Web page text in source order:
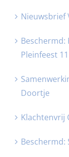
Nieuwsbrief
Pleinfeest
Doortje
Klachtenvrij
Beschermd: